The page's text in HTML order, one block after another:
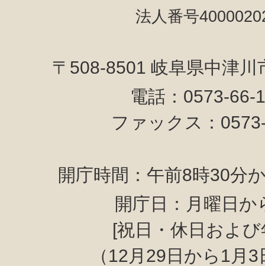
法人番号
〒508-8501 岐阜県中津
電話：0573-
ファックス：
開庁時間：午前8時30分
開庁日：月曜日か
[祝日・休日およ
（12月29日から1月